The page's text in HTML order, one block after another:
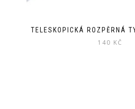
TELESKOPICKÁ ROZPĚRNÁ
140 KČ